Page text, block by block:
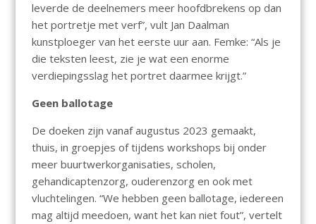
leverde de deelnemers meer hoofdbrekens op dan
het portretje met verf”, vult Jan Daalman
kunstploeger van het eerste uur aan. Femke: “Als je
die teksten leest, zie je wat een enorme
verdiepingsslag het portret daarmee krijgt.”
Geen ballotage
De doeken zijn vanaf augustus 2023 gemaakt,
thuis, in groepjes of tijdens workshops bij onder
meer buurtwerkorganisaties, scholen,
gehandicaptenzorg, ouderenzorg en ook met
vluchtelingen. “We hebben geen ballotage, iedereen
mag altijd meedoen, want het kan niet fout”, vertelt